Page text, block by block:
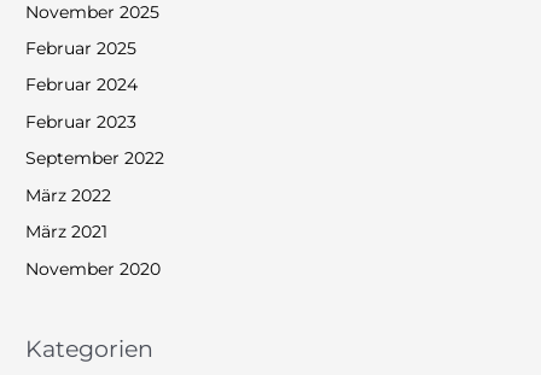
November 2025
Februar 2025
Februar 2024
Februar 2023
September 2022
März 2022
März 2021
November 2020
Kategorien